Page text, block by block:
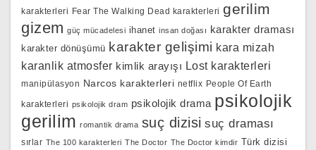
karakterleri Fear The Walking Dead karakterleri gerilim
gizem güç mücadelesi ihanet insan doğası karakter draması
karakter dönüşümü karakter gelişimi kara mizah
karanlik atmosfer kimlik arayışı Lost karakterleri
manipülasyon Narcos karakterleri netflix People Of Earth
karakterleri psikolojik dram psikolojik drama psikolojik
gerilim romantik drama suç dizisi suç draması
sırlar The 100 karakterleri The Doctor The Doctor kimdir Türk dizisi